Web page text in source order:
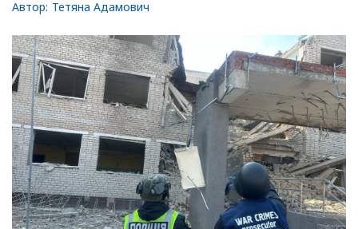
Автор: Тетяна Адамович